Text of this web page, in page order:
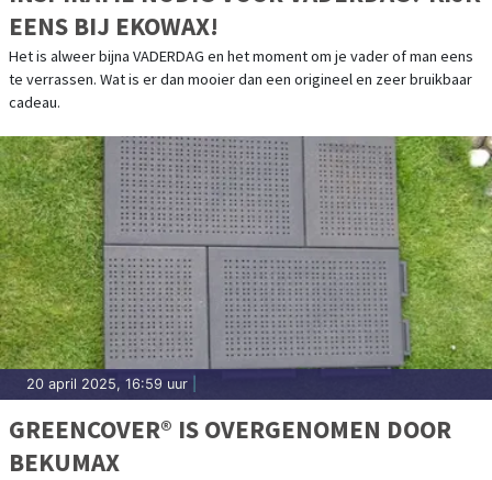
EENS BIJ EKOWAX!
Het is alweer bijna VADERDAG en het moment om je vader of man eens
te verrassen. Wat is er dan mooier dan een origineel en zeer bruikbaar
cadeau.
20 april 2025, 16:59 uur
GREENCOVER® IS OVERGENOMEN DOOR
BEKUMAX